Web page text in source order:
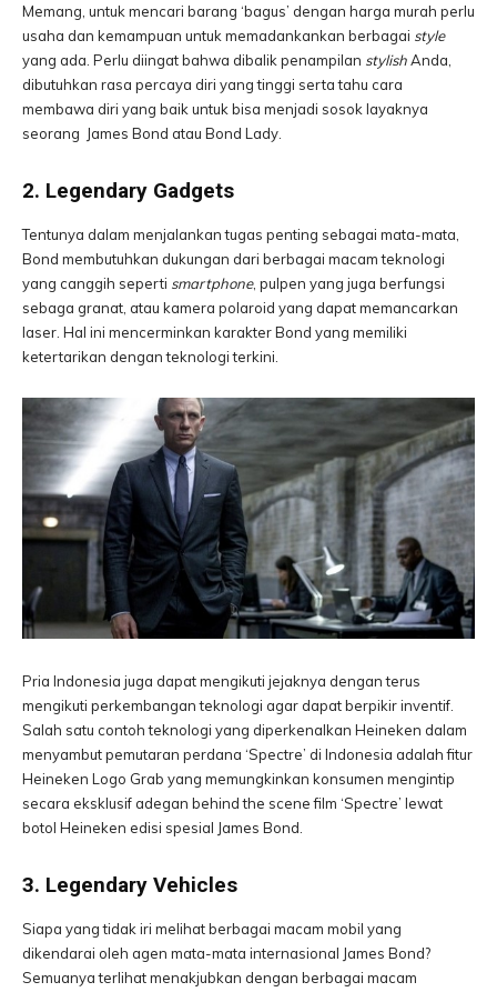
Memang, untuk mencari barang ‘bagus’ dengan harga murah perlu
usaha dan kemampuan untuk memadankankan berbagai style
yang ada. Perlu diingat bahwa dibalik penampilan stylishAnda,
dibutuhkan rasa percaya diri yang tinggi serta tahu cara
membawa diri yang baik untuk bisa menjadi sosok layaknya
seorang James Bond atau Bond Lady.
2. Legendary Gadgets
Tentunya dalam menjalankan tugas penting sebagai mata-mata,
Bond membutuhkan dukungan dari berbagai macam teknologi
yang canggih seperti smartphone, pulpen yang juga berfungsi
sebaga granat, atau kamera polaroid yang dapat memancarkan
laser. Hal ini mencerminkan karakter Bond yang memiliki
ketertarikan dengan teknologi terkini.
Pria Indonesia juga dapat mengikuti jejaknya dengan terus
mengikuti perkembangan teknologi agar dapat berpikir inventif.
Salah satu contoh teknologi yang diperkenalkan Heineken dalam
menyambut pemutaran perdana ‘Spectre’ di Indonesia adalah fitur
Heineken Logo Grab yang memungkinkan konsumen mengintip
secara eksklusif adegan behind the scene film ‘Spectre’ lewat
botol Heineken edisi spesial James Bond.
3. Legendary Vehicles
Siapa yang tidak iri melihat berbagai macam mobil yang
dikendarai oleh agen mata-mata internasional James Bond?
Semuanya terlihat menakjubkan dengan berbagai macam